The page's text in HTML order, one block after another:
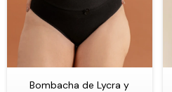
Bombacha de Lycra y